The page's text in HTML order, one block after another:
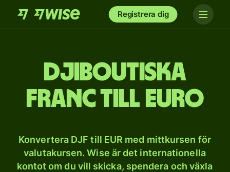
Registrera dig
Djiboutiska
franc till euro
Konvertera DJF till EUR med mittkursen för
valutakursen. Wise är det internationella
kontot om du vill skicka, spendera och växla